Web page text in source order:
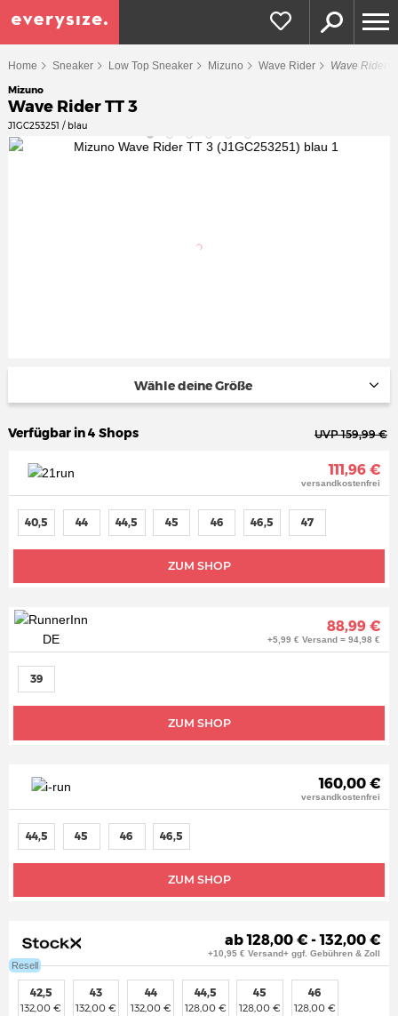
Home Sneaker Low Top Sneaker Mizuno Wave Rider Wave Rider
Mizuno
Wave Rider TT 3
J1GC253251 / blau
Wähle deine Größe
Verfügbar in 4 Shops UVP 159,99 €
111,96 €
versandkostenfrei
ZUM SHOP
40,5 44 44,5 45 46 46,5 47
88,99 €
+5,99 € Versand = 94,98 €
ZUM SHOP
39
160,00 €
versandkostenfrei
ZUM SHOP
44,5 45 46 46,5
Resell
ab 128,00 € - 132,00 €
+10,95 € Versand+ ggf. Gebühren & Zoll
42,5
132,00 €
43
132,00 €
44
132,00 €
44,5
128,00 €
45
128,00 €
46
128,00 €